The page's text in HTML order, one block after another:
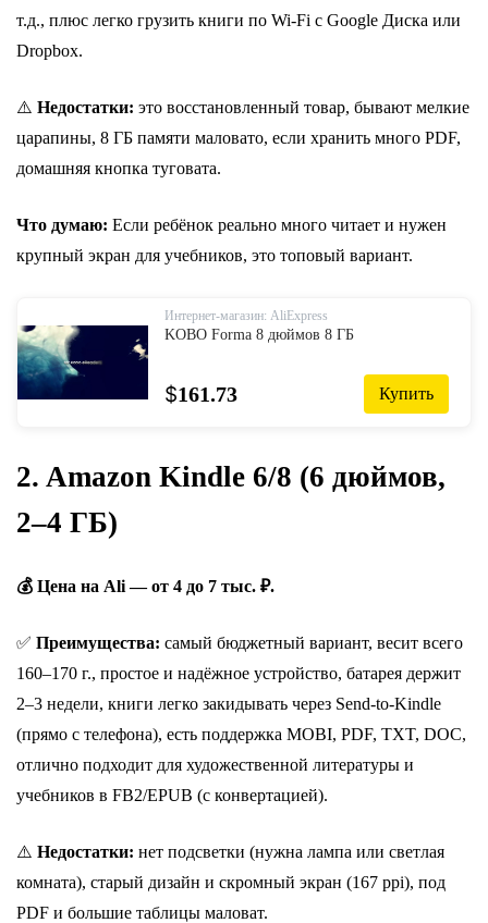
т.д., плюс легко грузить книги по Wi-Fi с Google Диска или
Dropbox.
⚠️ Недостатки: это восстановленный товар, бывают мелкие
царапины, 8 ГБ памяти маловато, если хранить много PDF,
домашняя кнопка туговата.
Что думаю: Если ребёнок реально много читает и нужен
крупный экран для учебников, это топовый вариант.
Интернет-магазин: AliExpress
KOBO Forma 8 дюймов 8 ГБ
$161.73 Купить
2. Amazon Kindle 6/8 (6 дюймов,
2–4 ГБ)
💰 Цена на Ali — от 4 до 7 тыс. ₽.
✅ Преимущества: самый бюджетный вариант, весит всего
160–170 г., простое и надёжное устройство, батарея держит
2–3 недели, книги легко закидывать через Send-to-Kindle
(прямо с телефона), есть поддержка MOBI, PDF, TXT, DOC,
отлично подходит для художественной литературы и
учебников в FB2/EPUB (с конвертацией).
⚠️ Недостатки: нет подсветки (нужна лампа или светлая
комната), старый дизайн и скромный экран (167 ppi), под
PDF и большие таблицы маловат.